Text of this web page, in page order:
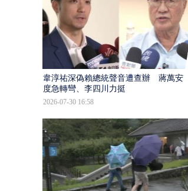
韋淳祐深偽賴總統聲音遭查辦 蔣萬安態
度急轉彎、李四川力挺
2026-07-30 16:58